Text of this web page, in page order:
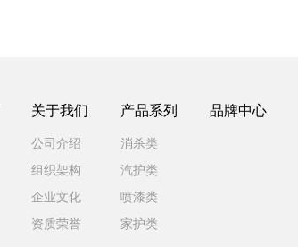
关于我们
公司介绍
组织架构
企业文化
资质荣誉
产品系列
消杀类
汽护类
喷漆类
家护类
品牌中心